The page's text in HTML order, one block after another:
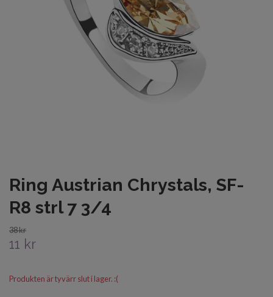
Ring Austrian Chrystals, SF-
R8 strl 7 3/4
38 kr
11 kr
Produkten är tyvärr slut i lager. :(